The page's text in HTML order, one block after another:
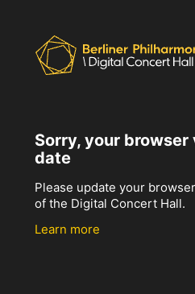
Sorry, your
date
Please update your
of the Digital Concert Hall.
Learn more